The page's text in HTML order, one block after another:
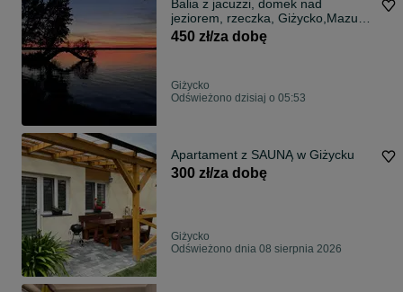
Balia z jacuzzi, domek nad
jeziorem, rzeczka, Giżycko,Mazury,
dostępny od 03.09.26
450 zł/za dobę
Giżycko
Odświeżono dzisiaj o 05:53
Apartament z SAUNĄ w Giżycku
300 zł/za dobę
Giżycko
Odświeżono dnia 08 sierpnia 2026